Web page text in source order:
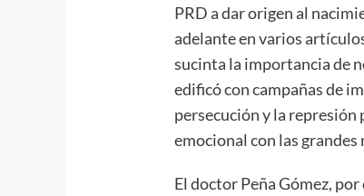
PRD a dar origen al
adelante en varios
sucinta la importancia de
edificó con campañas de
persecución y la
emocional con las grandes
El doctor Peña Gómez,